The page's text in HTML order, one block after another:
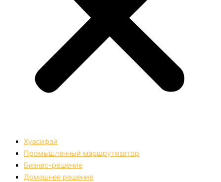
Хуасифэй
Промышленный маршрутизатор
Бизнес-решение
Домашнее решение